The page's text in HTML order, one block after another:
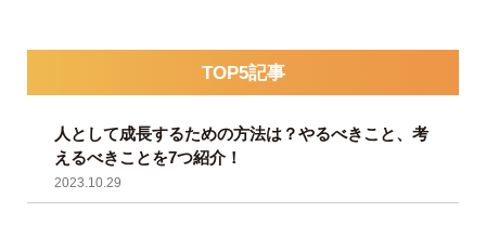
TOP5記事
人として成長するための方法は？やるべきこと、考
えるべきことを7つ紹介！
2023.10.29